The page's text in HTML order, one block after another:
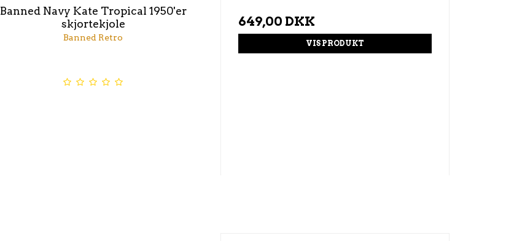
Banned Navy Kate Tropical 1950'er
skjortekjole
Banned Retro
649,00 DKK
VIS PRODUKT